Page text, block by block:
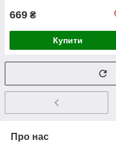
669 ₴
Купити
Про нас